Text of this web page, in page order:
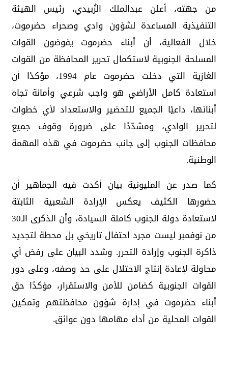
من جهته، أعلن عبدالملك الزُبيدي، رئيس الهيئة
التنفيذية المساعدة لشؤون وادي وصحراء حضرموت،
خلال الفعالية، أن أبناء حضرموت يفوضون القوات
المسلحة الجنوبية لاستكمال تحرير المحافظة من القوات
الغازية التي دخلت حضرموت عام 1994، مؤكدًا أن
استعادة كامل الأراضي هو واجب شرعي وأمانة تجاه
أبنائها، داعيًا الجميع للتحضير والاستعداد لأي خطوات
لتحرير الوادي، ومشدّدًا على ضرورة وقوف جميع
محافظات الجنوب إلى جانب حضرموت في هذه المهمة
الوطنية.
كما صدر عن المليونية بيان أكدت فيه الجماهير أن
حضورها الكثيف يعكس الإرادة الشعبية الثابتة
لاستعادة دولة الجنوب كاملة السيادة، وأن الذكرى الـ30
من نوفمبر ليست مجرد احتفال تاريخي بل محطة لتجديد
ذاكرة الجنوب وإرادة التحرر. وشدد البيان على رفض أي
محاولة لإعادة إنتاج الاحتلال على حد وصفه، وعلى دور
القوات الجنوبية كضامن للأمن والاستقرار، مؤكدًا حق
أبناء حضرموت في إدارة شؤون محافظتهم وتمكين
القوات المحلية من أداء مهامها دون عوائق.